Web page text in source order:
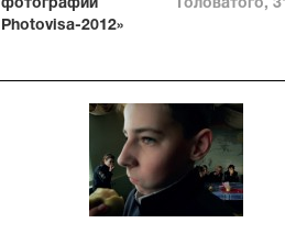
фотографии
Photovisa-2012»
Головатого,